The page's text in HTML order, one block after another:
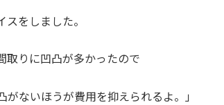
をしました。
取りに凹凸が多かったので
がないほうが費用を抑えられるよ。」